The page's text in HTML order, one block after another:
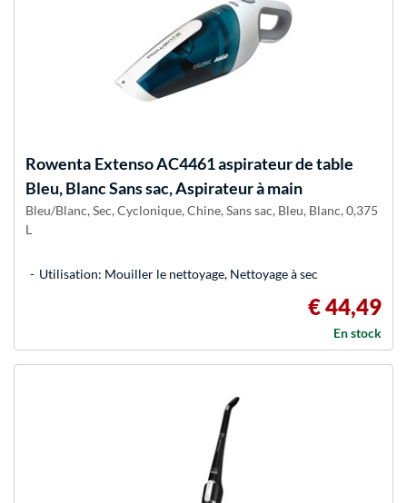
Rowenta Extenso AC4461 aspirateur de table
Bleu, Blanc Sans sac, Aspirateur à main
Bleu/Blanc, Sec, Cyclonique, Chine, Sans sac, Bleu, Blanc, 0,375
L
Utilisation: Mouiller le nettoyage, Nettoyage à sec
€ 44,49
En stock